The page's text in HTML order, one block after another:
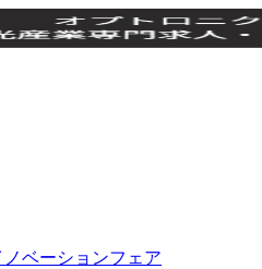
ベーションフェア